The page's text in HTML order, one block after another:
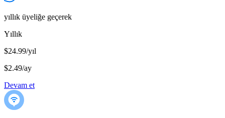
yıllık üyeliğe geçerek
Yıllık
$24.99/yıl
$2.49/ay
Devam et